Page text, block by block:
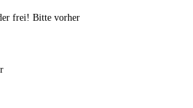
frei! Bitte vorher